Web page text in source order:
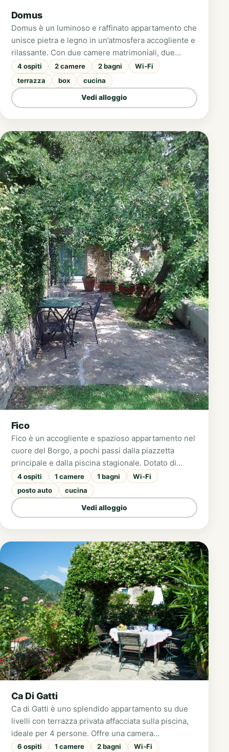
Domus
Domus è un luminoso e raffinato appartamento che
unisce pietra e legno in un’atmosfera accogliente e
rilassante. Con due camere matrimoniali, due
terrazze panoramiche sulla Val Pennavaire e ampi
spazi abitativi, è ideale per coppie o famiglie fino a
4 persone.
4 ospiti 2 camere 2 bagni
Wi-Fi
terrazza
box cucina
Vedi alloggio
Fico
Fico è un accogliente e spazioso appartamento nel
cuore del Borgo, a pochi passi dalla piazzetta
principale e dalla piscina stagionale. Dotato di
terrazza e giardino con vista sulla Val Pennavaire, è
ideale per 2 adulti e 2 bambini in cerca di relax.
4 ospiti 1 camere 1 bagni
Wi-Fi
posto auto
cucina
Vedi alloggio
Ca Di Gatti
Ca di Gatti è uno splendido appartamento su due
livelli con terrazza privata affacciata sulla piscina,
ideale per 4 persone. Offre una camera
matrimoniale, soggiorno con divano letto, cucina
6 ospiti 1 camere 2 bagni
Wi-Fi